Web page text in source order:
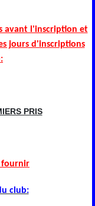
avant l'inscription et
jours d'inscriptions
PRIS
fournir
club: